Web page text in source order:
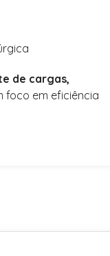
de cargas,
foco em eficiência